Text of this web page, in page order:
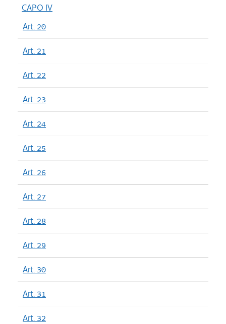
CAPO IV
Art. 20
Art. 21
Art. 22
Art. 23
Art. 24
Art. 25
Art. 26
Art. 27
Art. 28
Art. 29
Art. 30
Art. 31
Art. 32